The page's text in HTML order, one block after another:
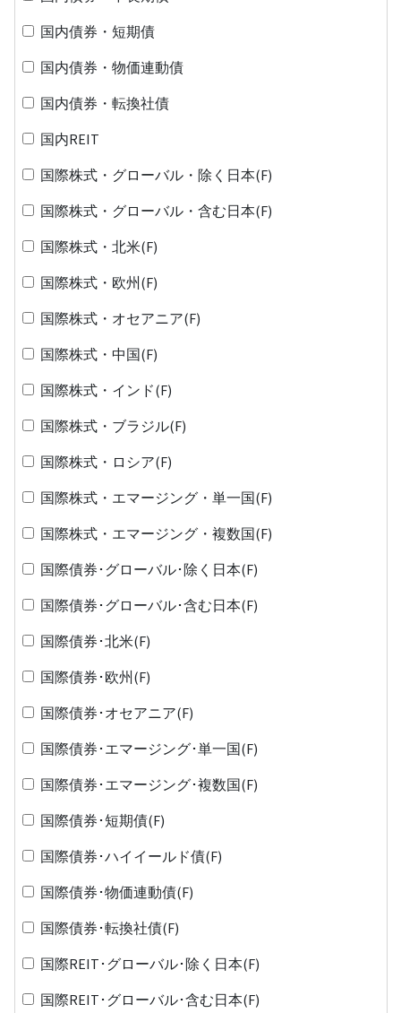
国内債券・短期債
国内債券・物価連動債
国内債券・転換社債
国内REIT
国際株式・グローバル・除く日本(F)
国際株式・グローバル・含む日本(F)
国際株式・北米(F)
国際株式・欧州(F)
国際株式・オセアニア(F)
国際株式・中国(F)
国際株式・インド(F)
国際株式・ブラジル(F)
国際株式・ロシア(F)
国際株式・エマージング・単一国(F)
国際株式・エマージング・複数国(F)
国際債券･グローバル･除く日本(F)
国際債券･グローバル･含む日本(F)
国際債券･北米(F)
国際債券･欧州(F)
国際債券･オセアニア(F)
国際債券･エマージング･単一国(F)
国際債券･エマージング･複数国(F)
国際債券･短期債(F)
国際債券･ハイイールド債(F)
国際債券･物価連動債(F)
国際債券･転換社債(F)
国際REIT･グローバル･除く日本(F)
国際REIT･グローバル･含む日本(F)